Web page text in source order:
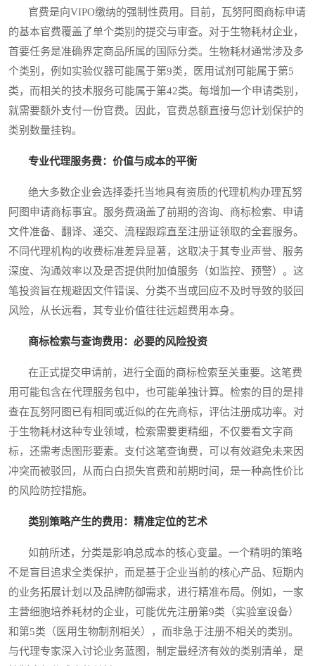
官费是向VIPO缴纳的强制性费用。目前，瓦努阿图商标申请
的基本官费覆盖了单个类别的提交与审查。对于生物耗材企业，
首要任务是准确界定商品所属的国际分类。生物耗材通常涉及多
个类别，例如实验仪器可能属于第9类，医用试剂可能属于第5
类，而相关的技术服务可能属于第42类。每增加一个申请类别，
就需要额外支付一份官费。因此，官费总额直接与您计划保护的
类别数量挂钩。
专业代理服务费：价值与成本的平衡
绝大多数企业会选择委托当地具有资质的代理机构办理瓦努
阿图申请商标事宜。服务费涵盖了前期的咨询、商标检索、申请
文件准备、翻译、递交、流程跟踪直至注册证领取的全套服务。
不同代理机构的收费标准差异显著，这取决于其专业声誉、服务
深度、沟通效率以及是否提供附加值服务（如监控、预警）。这
笔投资旨在规避因文件错误、分类不当或回应不及时导致的驳回
风险，从长远看，其专业价值往往远超费用本身。
商标检索与查询费用：必要的风险投资
在正式提交申请前，进行全面的商标检索至关重要。这笔费
用可能包含在代理服务包中，也可能单独计算。检索的目的是排
查在瓦努阿图已有相同或近似的在先商标，评估注册成功率。对
于生物耗材这种专业领域，检索需要更精细，不仅要看文字商
标，还需考虑图形要素。支付这笔查询费，可以有效避免未来因
冲突而被驳回，从而白白损失官费和前期时间，是一种高性价比
的风险防控措施。
类别策略产生的费用：精准定位的艺术
如前所述，分类是影响总成本的核心变量。一个精明的策略
不是盲目追求全类保护，而是基于企业当前的核心产品、短期内
的业务拓展计划以及品牌防御需求，进行精准布局。例如，一家
主营细胞培养耗材的企业，可能优先注册第9类（实验室设备）
和第5类（医用生物制剂相关），而非急于注册不相关的类别。
与代理专家深入讨论业务蓝图，制定最经济有效的类别清单，是